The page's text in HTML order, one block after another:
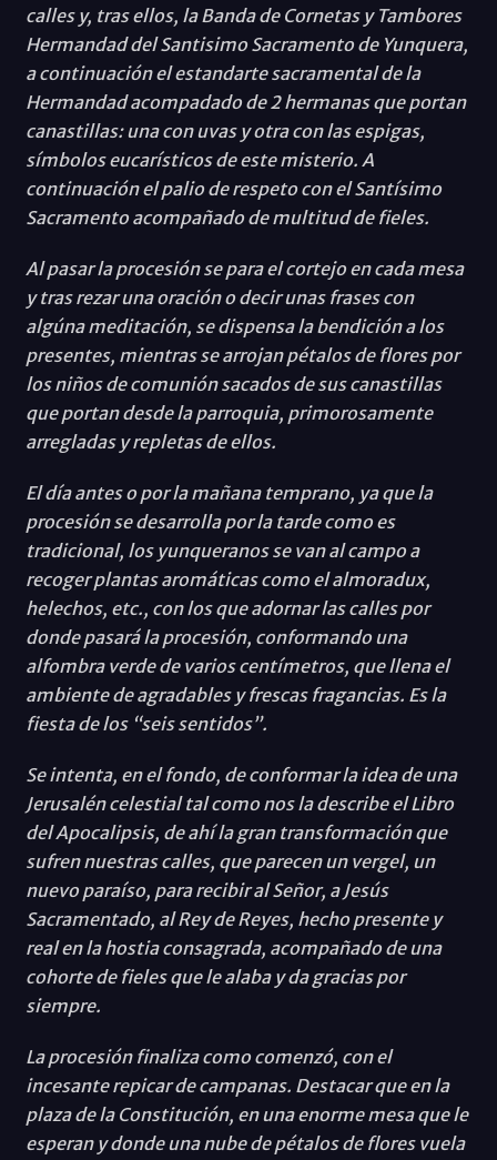
calles y, tras ellos, la Banda de Cornetas y Tambores
Hermandad del Santisimo Sacramento de Yunquera,
a continuación el estandarte sacramental de la
Hermandad acompadado de 2 hermanas que portan
canastillas: una con uvas y otra con las espigas,
símbolos eucarísticos de este misterio. A
continuación el palio de respeto con el Santísimo
Sacramento acompañado de multitud de fieles.
Al pasar la procesión se para el cortejo en cada mesa
y tras rezar una oración o decir unas frases con
algúna meditación, se dispensa la bendición a los
presentes, mientras se arrojan pétalos de flores por
los niños de comunión sacados de sus canastillas
que portan desde la parroquia, primorosamente
arregladas y repletas de ellos.
El día antes o por la mañana temprano, ya que la
procesión se desarrolla por la tarde como es
tradicional, los yunqueranos se van al campo a
recoger plantas aromáticas como el almoradux,
helechos, etc., con los que adornar las calles por
donde pasará la procesión, conformando una
alfombra verde de varios centímetros, que llena el
ambiente de agradables y frescas fragancias. Es la
fiesta de los “seis sentidos”.
Se intenta, en el fondo, de conformar la idea de una
Jerusalén celestial tal como nos la describe el Libro
del Apocalipsis, de ahí la gran transformación que
sufren nuestras calles, que parecen un vergel, un
nuevo paraíso, para recibir al Señor, a Jesús
Sacramentado, al Rey de Reyes, hecho presente y
real en la hostia consagrada, acompañado de una
cohorte de fieles que le alaba y da gracias por
siempre.
La procesión finaliza como comenzó, con el
incesante repicar de campanas. Destacar que en la
plaza de la Constitución, en una enorme mesa que le
esperan y donde una nube de pétalos de flores vuela